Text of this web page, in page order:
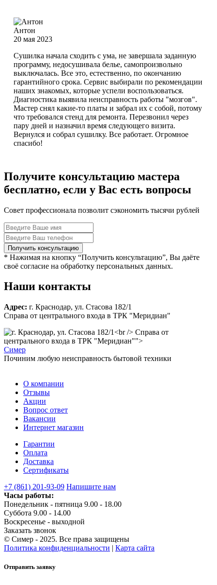
Антон
20 мая 2023
Сушилка начала сходить с ума, не завершала заданную
программу, недосушивала белье, самопроизвольно
выключалась. Все это, естественно, по окончанию
гарантийного срока. Сервис выбирали по рекомендации
наших знакомых, которые успели воспользоваться.
Диагностика выявила неисправность работы "мозгов".
Мастер снял какие-то платы и забрал их с собой, потому
что требовался стенд для ремонта. Перезвонил через
пару дней и назначил время следующего визита.
Вернулся и собрал сушилку. Все работает. Огромное
спасибо!
Получите консультацию мастера
бесплатно, если у Вас есть вопросы
Совет профессионала позволит сэкономить тысячи рублей
* Нажимая на кнопку “Получить консультацию”, Вы даёте
своё согласие на обработку персональных данных.
Наши контакты
Адрес: г. Краснодар, ул. Стасова 182/1
Справа от центрального входа в ТРК "Меридиан"
Справа от
центрального входа в ТРК "Меридиан"">
Симер
Починим любую неисправность бытовой техники
О компании
Отзывы
Акции
Вопрос ответ
Вакансии
Интернет магазин
Гарантии
Оплата
Доставка
Сертификаты
+7 (861) 201-93-09 Напишите нам
Часы работы:
Понедельник - пятница 9.00 - 18.00
Суббота 9.00 - 14.00
Воскресенье - выходной
Заказать звонок
© Симер - 2025. Все права защищены
Политика конфиденциальности | Карта сайта
Отправить заявку